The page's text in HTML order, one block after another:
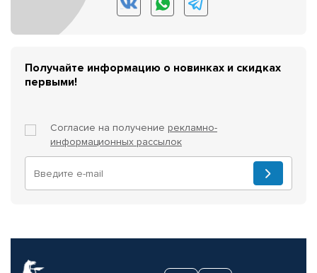
Получайте информацию о новинках и скидках
первыми!
Согласие на получение рекламно-
информационных рассылок